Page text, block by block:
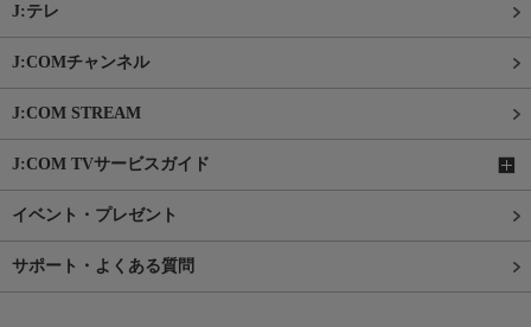
J:テレ
J:COMチャンネル
J:COM STREAM
J:COM TVサービスガイド
イベント・プレゼント
サポート・よくある質問